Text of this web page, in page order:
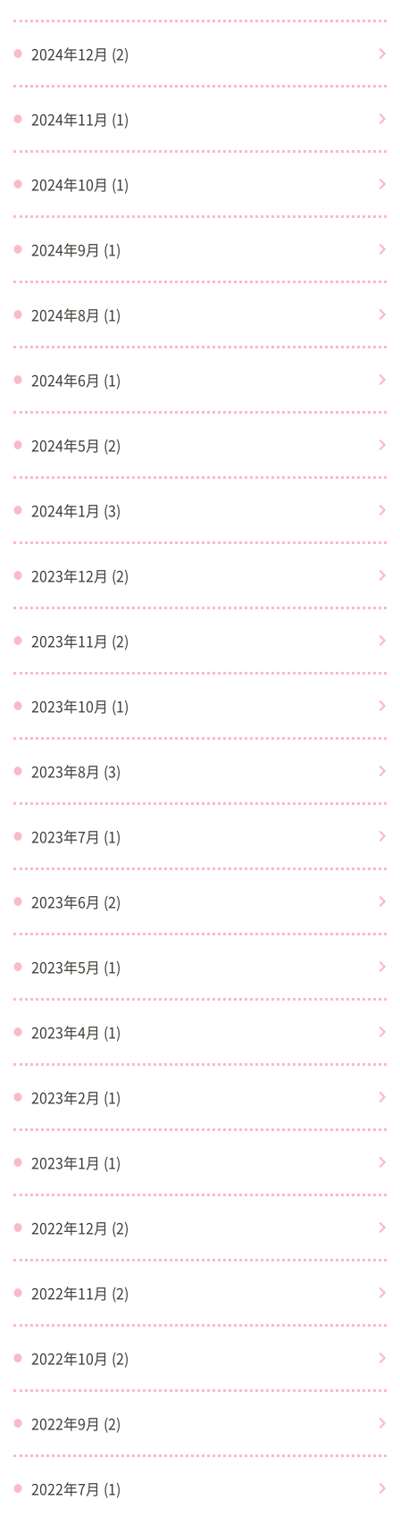
2024年12月 (2)
2024年11月 (1)
2024年10月 (1)
2024年9月 (1)
2024年8月 (1)
2024年6月 (1)
2024年5月 (2)
2024年1月 (3)
2023年12月 (2)
2023年11月 (2)
2023年10月 (1)
2023年8月 (3)
2023年7月 (1)
2023年6月 (2)
2023年5月 (1)
2023年4月 (1)
2023年2月 (1)
2023年1月 (1)
2022年12月 (2)
2022年11月 (2)
2022年10月 (2)
2022年9月 (2)
2022年7月 (1)